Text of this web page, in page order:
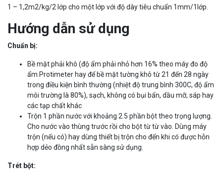
1 – 1,2m2/kg/2 lớp cho một lớp với độ dày tiêu chuẩn 1mm/1lớp.
Hướng dẫn sử dụng
Chuẩn bị:
Bề mặt phải khô (độ ẩm phải nhỏ hơn 16% theo máy đo độ
ẩm Protimeter hay để bề mặt tường khô từ 21 đến 28 ngày
trong điều kiện bình thường (nhiệt độ trung bình 300C, độ ẩm
môi trường là 80%), sạch, không có bụi bẩn, dầu mỡ, sáp hay
các tạp chất khác
Trộn 1 phần nước với khoảng 2.5 phần bột theo trọng lượng.
Cho nước vào thùng trước rồi cho bột từ từ vào. Dùng máy
trộn (nếu có) hay dùng thiết bị trộn cho đến khi có được hỗn
hợp dẻo đồng nhất sẵn sàng sử dụng.
Trét bột: